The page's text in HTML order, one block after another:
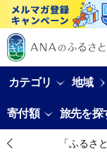
カテゴリ 地域
寄付額 旅先を探
「ふるさ